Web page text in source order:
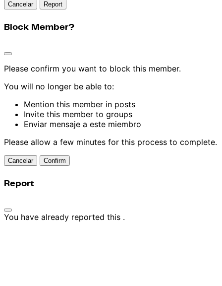
Report
Block Member?
Please confirm you want to block this member.
You will no longer be able to:
Mention this member in posts
Invite this member to groups
Enviar mensaje a este miembro
Please allow a few minutes for this process to complete.
Confirm
Report
You have already reported this .